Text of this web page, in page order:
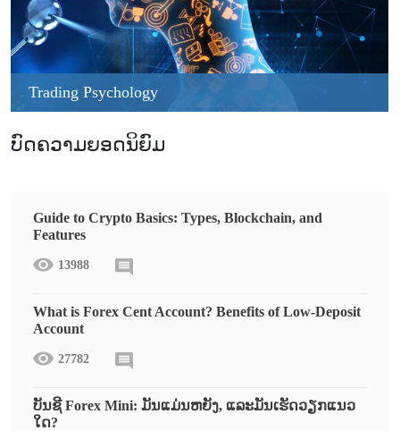
Trading Psychology
ບົດຄວາມຍອດນິຍົມ
Guide to Crypto Basics: Types, Blockchain, and
Features
13988
What is Forex Cent Account? Benefits of Low-Deposit
Account
27782
ບັນຊີ Forex Mini: ມັນແມ່ນຫຍັງ, ແລະມັນເຮັດວຽກແນວ
ໃດ?